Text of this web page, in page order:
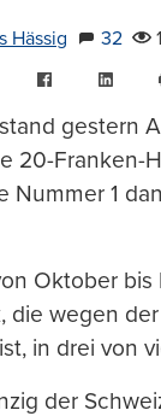
Hässig 32
Twitter Facebook
gestern
20-Franken-
Nummer 1
Oktober bis
die wegen
in drei von
der